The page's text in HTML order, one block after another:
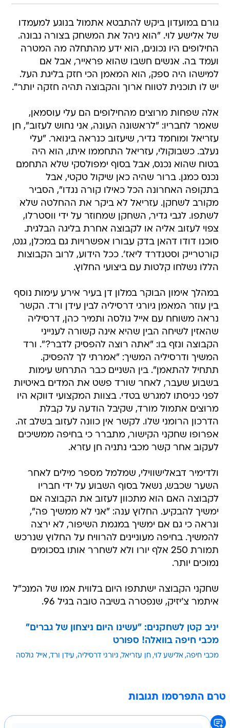
גורם במועדון ביקש להתבטא אתמול בנוגע למעמדו
של אלישע לוי. "הוא ניהל את המשחק בצורה נבונה.
החילופים היו נכונים, הוא ידע מהתחלה מה המטרה
ועמד בה. אנשים חשבו שהוא פראייר, אבל אם
למישהו היה ספק, הוא המאמן הכי חזק בליגת העל.
יש לו תוכנית לטווח ארוך והקבוצה תהיה חזקה יותר".
אלה שפחות מרוצים מהחילופים הם עלי עוסמאן,
שאמר לחבריו: "לראשונה העונה, אני נחוש לעזוב", חן
עזריאל ומוחמד גדיר, שיעזוב כנראה בינואר. "עלי
נעלב. כשבוקולי, עזריאל התחממו איתו, הוא היה
בטוח שהוא נכנס, אבל בסוף ימפולסקי שלא התחמם
נכנס כמגן. ברור שהיה כאן שיקול טקטי, אבל
בתקופה האחרונה הכל כאילו קורה נגדו", הסביר
מקורב לשחקן. עזריאל לא ביקר את ההחלטה שלא
לשתפו. לגבי גדיר, השחקן שמחוזר על ידי ווסטרלו,
צפוי לעזוב אליה או לקבוצה אחרת בליגה הבלגית.
סוכנו דודו דהאן בדק עבורו אפשרויות גם במכלן, גנט,
קורטרייק וסטנדרד ליאז'. ככל הידוע, לרוב הקבוצות
הללו נשלחו קלטות עם ביצועי החלוץ.
במהלך אימון הבוקר במלון דן בעיר אירע עימות נוסף
בין עוזר המאמן גיורגי דרסיליה לבין עידן ורד. הקשר
נראה משוחח עם אייל גולסה ותמיר כהן, דרסיליה
שהאזין לשיחה הבין שהיא אינה קשורה לענייני
הקבוצה ונזף בו: "אתה רוצה להפסיק לדבר?". ורד
המשיך ודרסיליה המשיך: "אמרתי לך להפסיק.
תתחיל להתאמן". בין השניים כבר התרחש עימות
בשבוע שעבר, לאחר שורד פשט את המדים באיטיות
לפני כניסתו למגרש בטדי. בצוות המקצועי דווקא היו
מרוצים אתמול מורד, שקיבל הודעה על קבלת
הדרכון הרומני שלו. לקשר אין כוונה לעזוב בשלב זה.
אפרופו שחקני הקישור, מתברר כי בחיפה ממשיכים
לעקוב אחר קשר מכבי נתניה חן עזרא.
ולדימיר דבאלישווילי, שמלמל מספר מילים לאחר
השער שכבש, נשאל בסוף השבוע על ידי חבריו
לקבוצה האם הוא מתכוון לעזוב את הקבוצה אם
ימשיך להבקיע. החלוץ ענה: "אני לא ממשיך פה",
ונראה כי גם אם ימשיך במגמת השיפור, לא ירצה
להמשיך. בחיפה מעוניינים להרוויח על החלוץ שנרכש
תמורת 250 אלף יורו ולא לשחרר אותו בסכומים
נמוכים יותר.
שחקני הקבוצה ישתתפו היום בלווית אמו של המנכ"ל
איתמר צ'יזיק, שנפטרה בשיבה טובה בגיל 96.
יניב קטן לשחקנים: "עשינו היום ניצחון של גברים"
מכבי חיפה בוואלה! ספורט
מכבי חיפה אלישע לוי חן עזריאל גיורגי דרסיליה עידן ורד אייל גולסה
טרם התפרסמו תגובות